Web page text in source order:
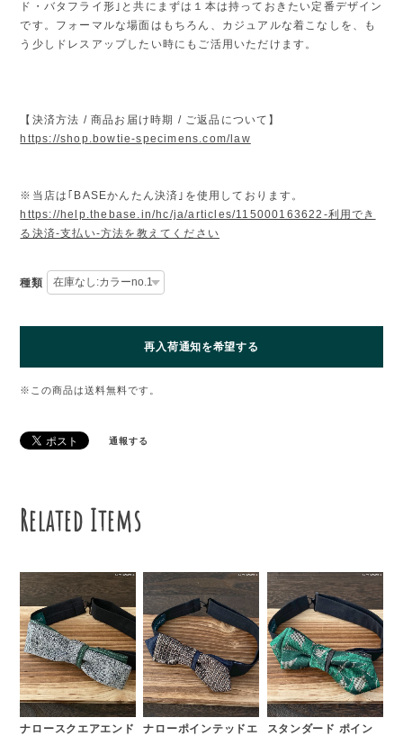
ド・バタフライ形｣と共にまずは１本は持っておきたい定番デザイン
です。フォーマルな場面はもちろん、カジュアルな着こなしを、も
う少しドレスアップしたい時にもご活用いただけます。
【決済方法 / 商品お届け時期 / ご返品について】
https://shop.bowtie-specimens.com/law
※当店は｢BASEかんたん決済｣を使用しております。
https://help.thebase.in/hc/ja/articles/115000163622-利用でき
る決済-支払い-方法を教えてください
種類
再入荷通知を希望する
※この商品は送料無料です。
通報する
Related Items
ナロースクエアエンド
ナローポインテッドエ
スタンダード ポイン